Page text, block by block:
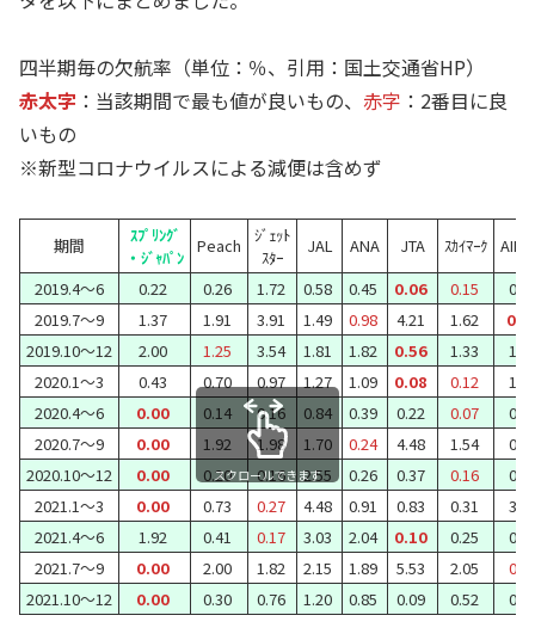
四半期毎の欠航率（単位：％、引用：国土交通省HP）
赤太字 ：当該期間で最も値が良いもの、 赤字 ：2番目に良
いもの
※新型コロナウイルスによる減便は含めず
期間
ｽﾌﾟﾘﾝｸﾞ
・ｼﾞｬﾊﾟﾝ
Peach
ｼﾞｪｯﾄ
ｽﾀｰ
JAL ANA JTA ｽｶｲﾏｰｸ AIR
2019.4～6
0.22 0.26 1.72 0.58 0.45 0.06 0.15
2019.7～9
1.37 1.91 3.91 1.49 0.98 4.21 1.62
2019.10～12
2.00 1.25 3.54 1.81 1.82 0.56 1.33
2020.1～3
0.43 0.70 0.97 1.27 1.09 0.08 0.12
2020.4～6
0.00 0.14 0.16 0.84 0.39 0.22 0.07
2020.7～9
0.00 1.92 1.98 1.70 0.24 4.48 1.54
2020.10～12
0.00 0.20 0.16 2.55 0.26 0.37 0.16
2021.1～3
0.00 0.73 0.27 4.48 0.91 0.83 0.31
2021.4～6
1.92 0.41 0.17 3.03 2.04 0.10 0.25
2021.7～9
0.00 2.00 1.82 2.15 1.89 5.53 2.05
2021.10～12
0.00 0.30 0.76 1.20 0.85 0.09 0.52
スクロールできます